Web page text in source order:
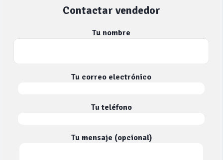
Contactar vendedor
Tu nombre
Tu correo electrónico
Tu teléfono
Tu mensaje (opcional)